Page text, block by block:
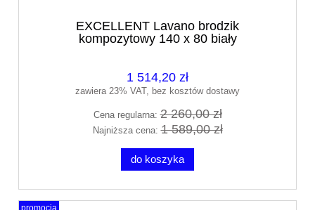
EXCELLENT Lavano brodzik
kompozytowy 140 x 80 biały
1 514,20 zł
zawiera 23% VAT, bez kosztów dostawy
Cena regularna:2 260,00 zł
Najniższa cena:1 589,00 zł
do koszyka